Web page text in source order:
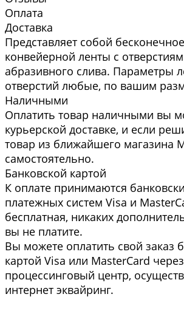
Оплата
Доставка
Представляет собой
конвейерной ленты с
абразивного слива. Параметры
отверстий любые, по вашим
Наличными
Оплатить товар наличными вы
курьерской доставке, и если
товар из ближайшего магазина
самоcтоятельно.
Банковской картой
К оплате принимаются
платежных систем Visa и
бесплатная, никаких
вы не платите.
Вы можете оплатить свой заказ
картой Visa или MasterCard через
процессинговый центр,
интернет эквайринг.